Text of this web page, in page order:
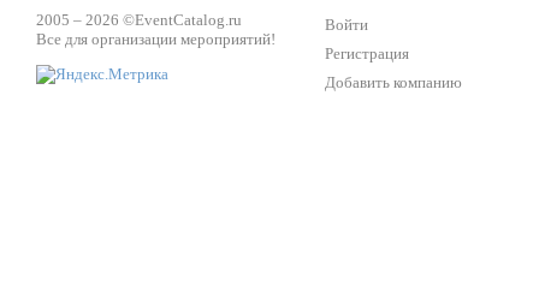
2005 – 2026 ©EventCatalog.ru
Все для организации мероприятий!
Войти
Регистрация
Добавить компанию